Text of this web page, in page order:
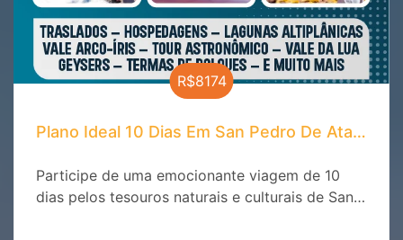
R$8174
Plano Ideal 10 Dias Em San Pedro De Atacama
Participe de uma emocionante viagem de 10
dias pelos tesouros naturais e culturais de San